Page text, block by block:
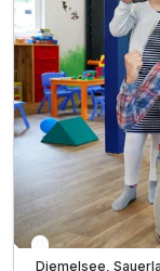
inkl. Toben in
inkl. Kinderspiel-
inkl. 1 x Kaffee
inkl.
inkl. Badetasche
inkl. Göbel´s
Engpass im April
Diemelsee,